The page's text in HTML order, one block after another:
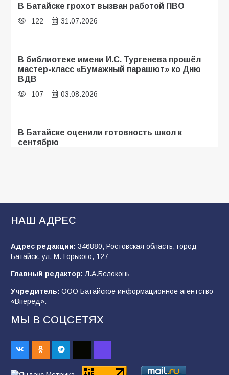
В Батайске грохот вызван работой ПВО
122 31.07.2026
В библиотеке имени И.С. Тургенева прошёл
мастер-класс «Бумажный парашют» ко Дню
ВДВ
107 03.08.2026
В Батайске оценили готовность школ к
сентябрю
образовательного кластера
100 05.08.2026
В Батайске продолжаются дорожные работы
96 04.08.2026
деле происходит в армии России в августе
2026 года
94 03.08.2026
НАШ АДРЕС
Адрес редакции: 346880, Ростовская область, город
Батайск, ул. М. Горького, 127
Главный редактор: Л.А.Белоконь
Учредитель: ООО Батайское информационное агентство
«Вперёд».
МЫ В СОЦСЕТЯХ